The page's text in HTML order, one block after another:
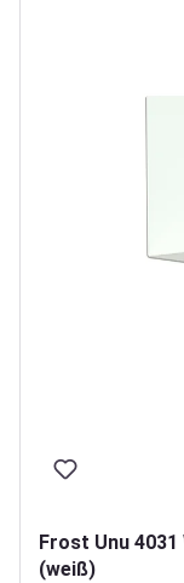
Frost Unu 4031
(weiß)